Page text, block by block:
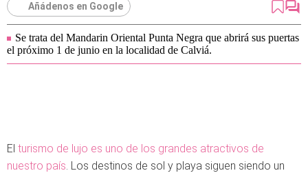
Añádenos en Google
Se trata del Mandarin Oriental Punta Negra que abrirá sus puertas
el próximo 1 de junio en la localidad de Calviá.
El turismo de lujo es uno de los grandes atractivos de
nuestro país. Los destinos de sol y playa siguen siendo un